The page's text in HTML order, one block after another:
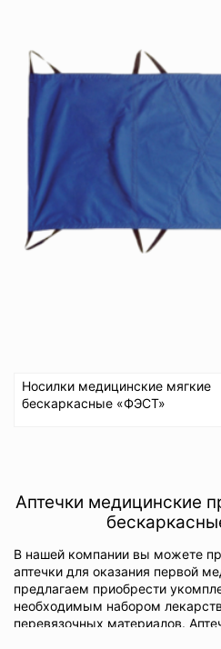
Носилки медицинские мягкие
бескаркасные «ФЭСТ»
Аптечки медицинские
В нашей компании вы можете
аптечки для оказания первой
предлагаем приобрести
необходимым набором
перевязочных материалов.
входит в аварийный комплект